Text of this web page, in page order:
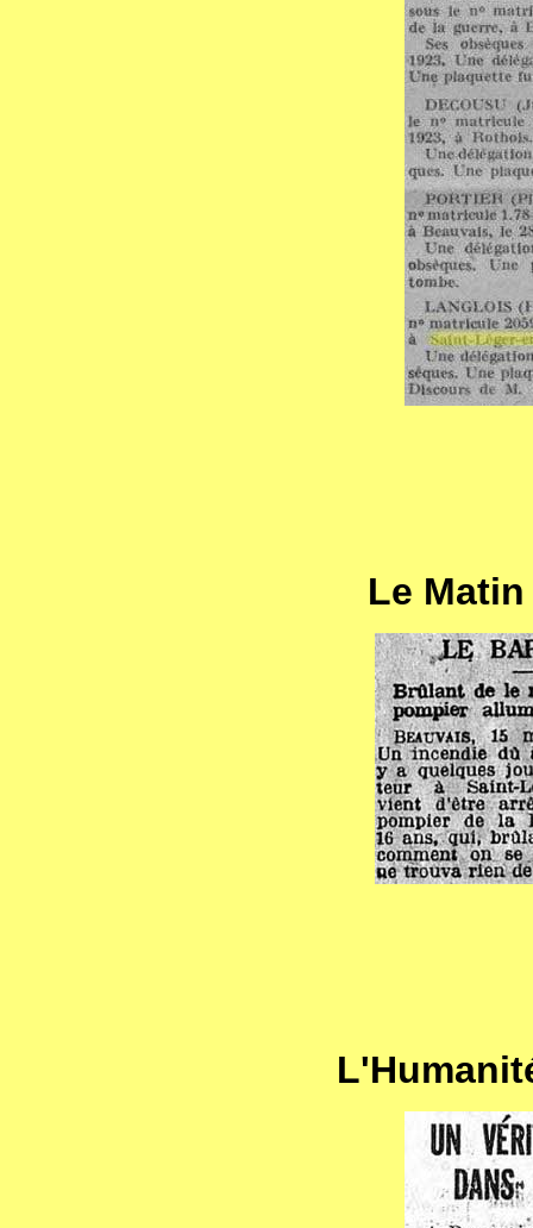
Le Matin